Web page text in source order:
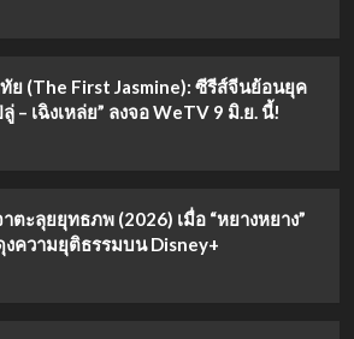
ทัย (The First Jasmine): ซีรีส์จีนย้อนยุค
– เฉิงเหล่ย” ลงจอ WeTV 9 มิ.ย. นี้!
ตะลุยยุทธภพ (2026) เมื่อ “หยางหยาง”
ความยุติธรรมบน Disney+